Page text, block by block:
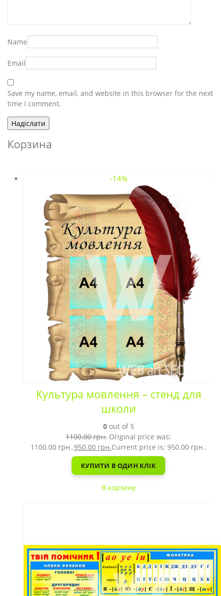
Name
Email
Save my name, email, and website in this browser for the next
time I comment.
Корзина
-14%
Культура мовлення – стенд для
школи
0out of 5
1100.00грн. Original price was:
1100.00 грн..950.00 грн.Current price is: 950.00 грн..
КУПИТИ В ОДИН КЛІК
В корзину